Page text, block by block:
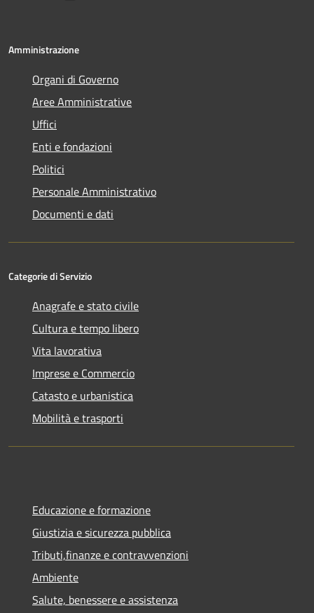
Amministrazione
Organi di Governo
Aree Amministrative
Uffici
Enti e fondazioni
Politici
Personale Amministrativo
Documenti e dati
Categorie di Servizio
Anagrafe e stato civile
Cultura e tempo libero
Vita lavorativa
Imprese e Commercio
Catasto e urbanistica
Mobilità e trasporti
Educazione e formazione
Giustizia e sicurezza pubblica
Tributi,finanze e contravvenzioni
Ambiente
Salute, benessere e assistenza